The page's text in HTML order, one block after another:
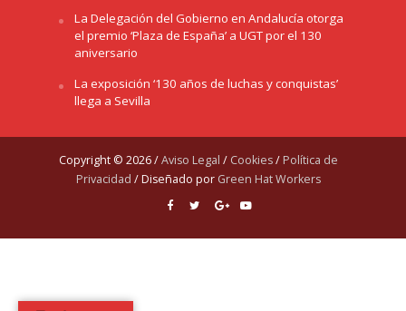
La Delegación del Gobierno en Andalucía otorga
el premio ‘Plaza de España’ a UGT por el 130
aniversario
La exposición ‘130 años de luchas y conquistas’
llega a Sevilla
Copyright © 2026 /Aviso Legal / Cookies/ Política de
Privacidad / Diseñado por Green Hat Workers